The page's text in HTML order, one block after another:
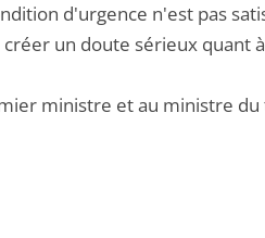
d'urgence n'est pas
un doute sérieux quant
ministre et au ministre